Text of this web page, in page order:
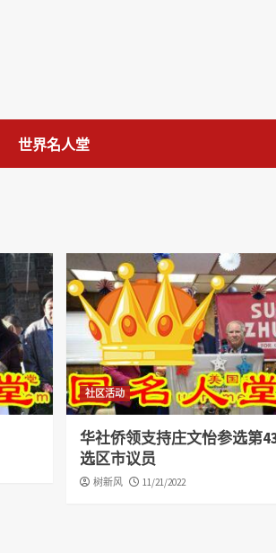
世界名人堂
社区活动
华社侨领支持庄文怡参选第
选区市议员
树新风 11/21/2022